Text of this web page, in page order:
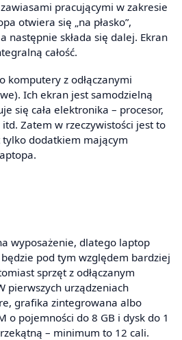
pracującymi w zakresie
otwiera się „na płasko”,
następnie składa się dalej. Ekran
całość.
komputery z odłączanymi
Ich ekran jest samodzielną
się cała elektronika – procesor,
Zatem w rzeczywistości jest to
dodatkiem mającym
wyposażenie, dlatego laptop
pod tym względem bardziej
sprzęt z odłączanym
pierwszych urządzeniach
grafika zintegrowana albo
o pojemności do 8 GB i dysk do 1
– minimum to 12 cali.